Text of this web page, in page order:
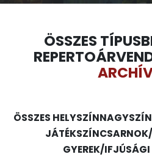
ÖSSZES TÍPUS
REPERTOÁR
ÖSSZES HELYSZÍN
JÁTÉKSZÍN
GYEREK/